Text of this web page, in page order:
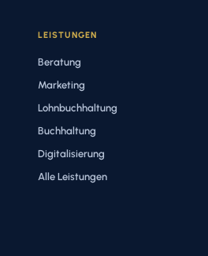
LEISTUNGEN
Beratung
Marketing
Lohnbuchhaltung
Buchhaltung
Digitalisierung
Alle Leistungen